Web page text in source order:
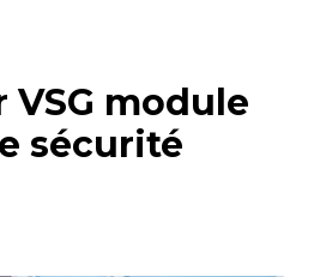
VSG module
sécurité